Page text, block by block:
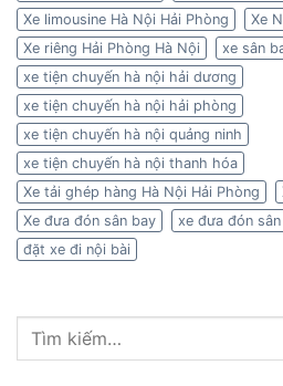
Xe limousine Hà Nội Hải Phòng
Xe
Xe riêng Hải Phòng Hà Nội
xe sân
xe tiện chuyến hà nội hải dương
xe tiện chuyến hà nội hải phòng
xe tiện chuyến hà nội quảng ninh
xe tiện chuyến hà nội thanh hóa
Xe tải ghép hàng Hà Nội Hải Phòng
Xe đưa đón sân bay
xe đưa đón
đặt xe đi nội bài